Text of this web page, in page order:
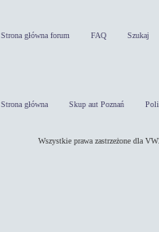
Strona główna forum FAQ Szukaj
Strona główna Skup aut Poznań
Wszystkie prawa zastrzeżone dla